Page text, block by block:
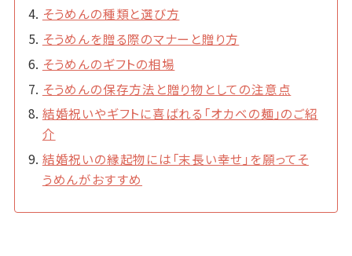
そうめんの種類と選び方
そうめんを贈る際のマナーと贈り方
そうめんのギフトの相場
そうめんの保存方法と贈り物としての注意点
結婚祝いやギフトに喜ばれる「オカベの麺」のご紹
介
結婚祝いの縁起物には「末長い幸せ」を願ってそ
うめんがおすすめ